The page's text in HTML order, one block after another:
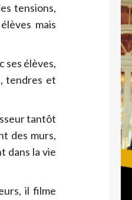
tensions,
mais
ses élèves,
tendres et
tantôt
des murs,
dans la vie
il filme